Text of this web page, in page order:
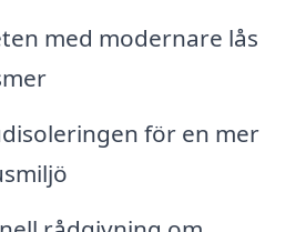
med modernare lås
för en mer